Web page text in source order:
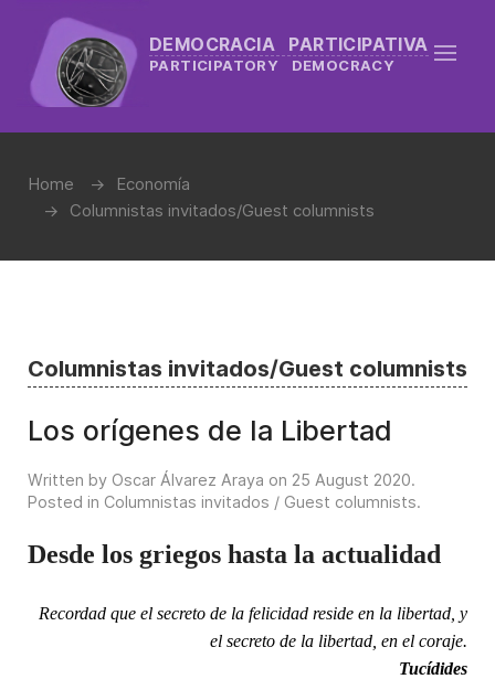
DEMOCRACIA PARTICIPATIVA
PARTICIPATORY DEMOCRACY
Home
Economía
Columnistas invitados/Guest columnists
Columnistas invitados/Guest columnists
Los orígenes de la Libertad
Written by Oscar Álvarez Araya on 25 August 2020.
Posted in Columnistas invitados / Guest columnists.
Desde los griegos hasta la actualidad
Recordad que el secreto de la felicidad reside en la libertad, y
el secreto de la libertad, en el coraje.
Tucídides